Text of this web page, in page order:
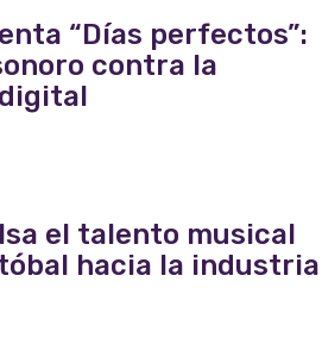
“Días perfectos”:
contra la
el talento musical
hacia la industria